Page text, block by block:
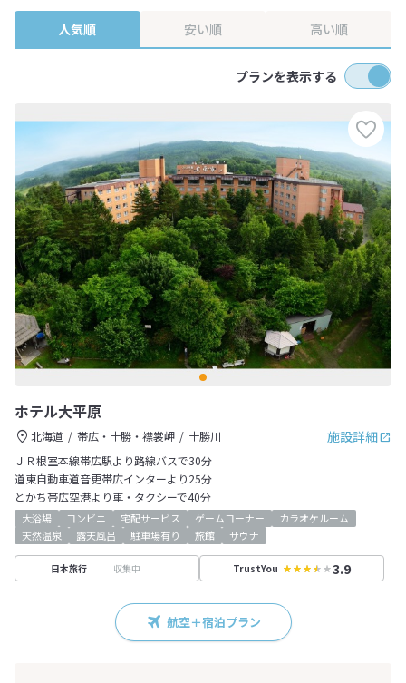
人気順 安い順 高い順
プランを表示する
ホテル大平原
施設詳細
北海道 帯広・十勝・襟裳岬
十勝川
ＪＲ根室本線帯広駅より路線バスで30分
道東自動車道音更帯広インターより25分
とかち帯広空港より車・タクシーで40分
大浴場 コンビニ 宅配サービス ゲームコーナー
カラオケルーム
天然温泉
露天風呂 駐車場有り 旅館 サウナ
日本旅行 収集中 TrustYou 3.9
航空＋宿泊プラン